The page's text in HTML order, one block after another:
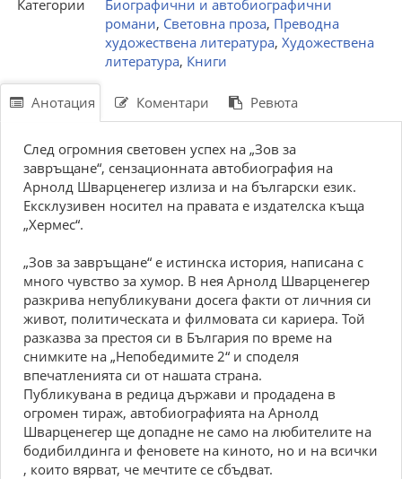
Категории
Биографични и автобиографични
романи, Световна проза, Преводна
художествена литература, Художествена
литература, Книги
Анотация Коментари Ревюта
След огромния световен успех на „Зов за
завръщане“, сензационната автобиография на
Арнолд Шварценегер излиза и на български език.
Ексклузивен носител на правата е издателска къща
„Хермес“.
„Зов за завръщане“ е истинска история, написана с
много чувство за хумор. В нея Арнолд Шварценегер
разкрива непубликувани досега факти от личния си
живот, политическата и филмовата си кариера. Той
разказва за престоя си в България по време на
снимките на „Непобедимите 2“ и споделя
впечатленията си от нашата страна.
Публикувана в редица държави и продадена в
огромен тираж, автобиографията на Арнолд
Шварценегер ще допадне не само на любителите на
бодибилдинга и феновете на киното, но и на всички
, които вярват, че мечтите се сбъдват.